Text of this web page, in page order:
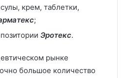
крем, таблетки,
;
Эротекс.
рынке
большое количество